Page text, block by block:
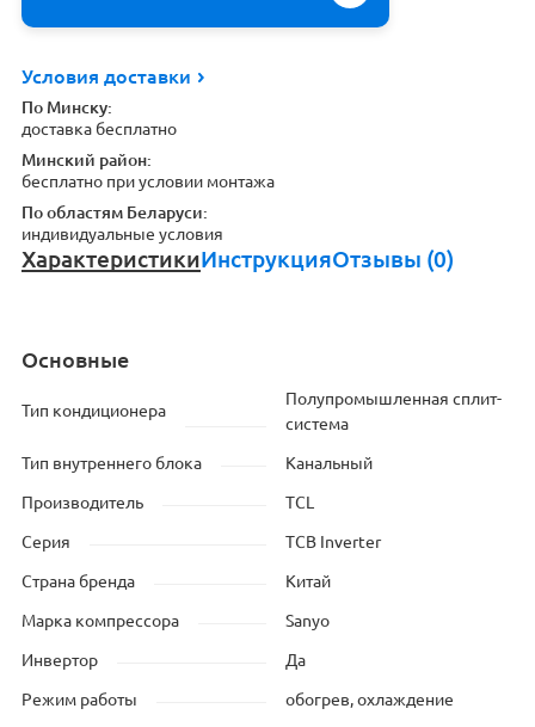
Условия доставки
По Минску:
доставка бесплатно
Минский район:
бесплатно при условии монтажа
По областям Беларуси:
индивидуальные условия
ХарактеристикиИнструкцияОтзывы (0)
Основные
Тип кондиционера
Полупромышленная сплит-
система
Тип внутреннего блока Канальный
Производитель TCL
Серия TCB Inverter
Страна бренда Китай
Марка компрессора Sanyo
Инвертор Да
Режим работы обогрев, охлаждение